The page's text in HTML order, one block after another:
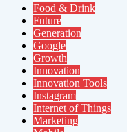
Food & Drink
Future
Generation
Google
Growth
Innovation
Innovation Tools
Instagram
Internet of Things
Marketing